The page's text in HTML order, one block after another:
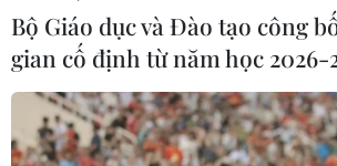
Bộ Giáo dục và Đào tạo công
gian cố định từ năm học 2026-